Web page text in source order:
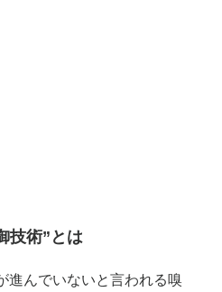
技術”とは
進んでいないと言われる嗅